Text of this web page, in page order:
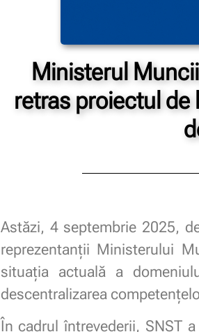
Ministerul
retras proiectul
Astăzi, 4 septembrie 2025,
reprezentanții Ministerului
situația actuală a
descentralizarea
În cadrul întrevederii, SNST